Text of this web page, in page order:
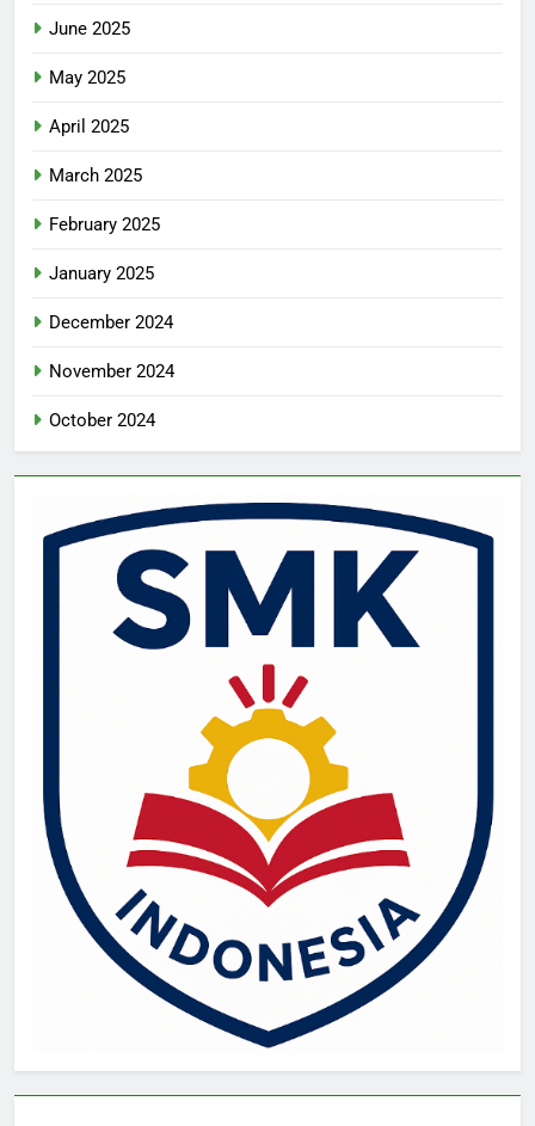
June 2025
May 2025
April 2025
March 2025
February 2025
January 2025
December 2024
November 2024
October 2024